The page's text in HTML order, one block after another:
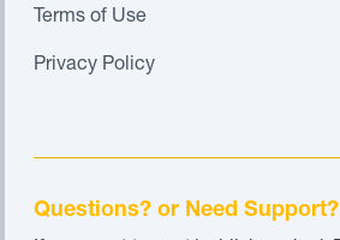
Terms of Use
Privacy Policy
Questions? or Need Support?